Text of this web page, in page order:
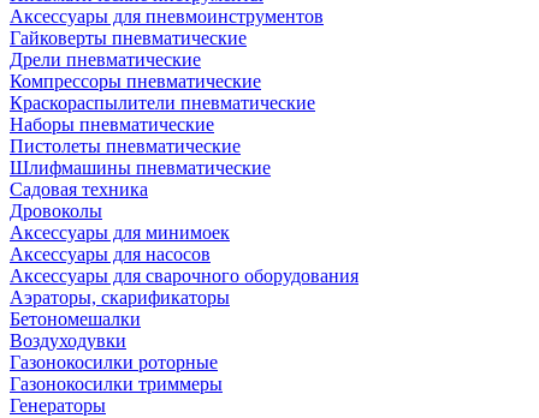
Аксессуары для пневмоинструментов
Гайковерты пневматические
Дрели пневматические
Компрессоры пневматические
Краскораспылители пневматические
Наборы пневматические
Пистолеты пневматические
Шлифмашины пневматические
Садовая техника
Дровоколы
Аксессуары для минимоек
Аксессуары для насосов
Аксессуары для сварочного оборудования
Аэраторы, скарификаторы
Бетономешалки
Воздуходувки
Газонокосилки роторные
Газонокосилки триммеры
Генераторы